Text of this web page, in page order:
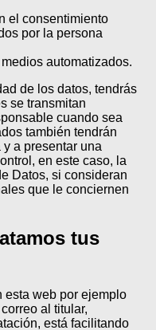
el consentimiento
por la persona
automatizados.
de los datos, tendrás
se transmitan
cuando sea
también tendrán
a presentar una
en este caso, la
Datos, si consideran
que le conciernen
tus
esta web por ejemplo
al titular,
está facilitando